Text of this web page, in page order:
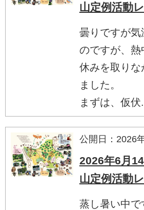
山定例活動
曇りですが気
のですが、熱
休みを取りな
ました。
まずは、仮伏
公開日：2026
2026年6月
山定例活動
蒸し暑い中で